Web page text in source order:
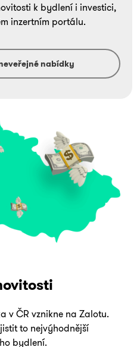
k bydlení i investici,
inzertním portálu.
nabídky
v ČR vznikne na Zalotu.
to nejvýhodnější
bydlení.